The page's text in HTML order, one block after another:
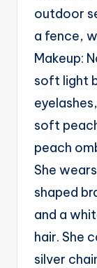
outdoor
a fence,
Makeup:
soft light
soft
peach
She
shaped
and a
hair. She
silver